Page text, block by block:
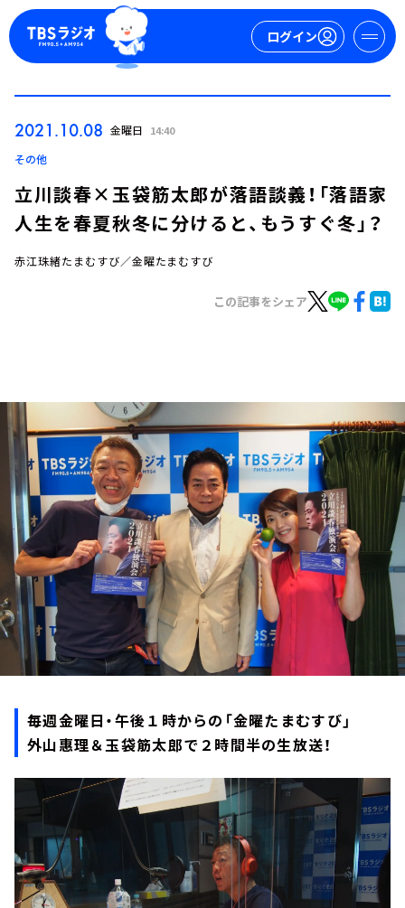
ログイン
お知らせ
イベント・グッズ
YouTube
会社情報
2021.10.08 金曜日 14:40
その他
立川談春×玉袋筋太郎が落語談義！「落語家
人生を春夏秋冬に分けると、もうすぐ冬」？
赤江珠緒たまむすび／金曜たまむすび
この記事をシェア
毎週金曜日・午後１時からの「金曜たまむすび」
外山惠理＆玉袋筋太郎で２時間半の生放送！